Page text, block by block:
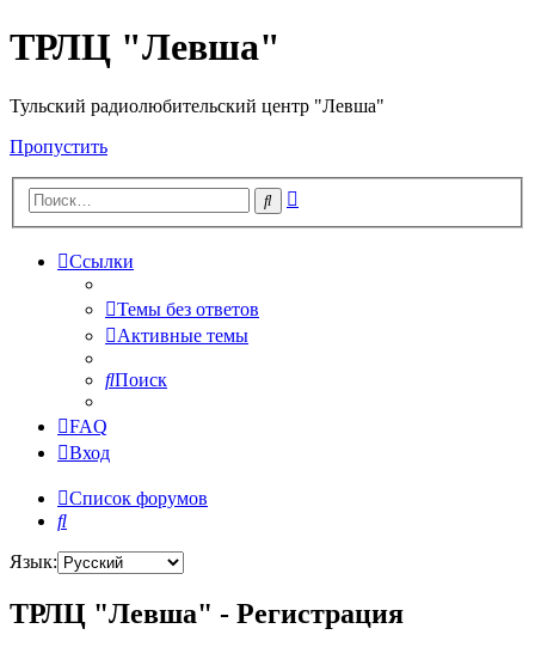
ТРЛЦ "Левша"
Тульский радиолюбительский центр "Левша"
Пропустить
Поиск
Ссылки
Темы без ответов
Активные темы
Поиск
FAQ
Вход
Список форумов
Поиск
Язык:
ТРЛЦ "Левша" - Регистрация